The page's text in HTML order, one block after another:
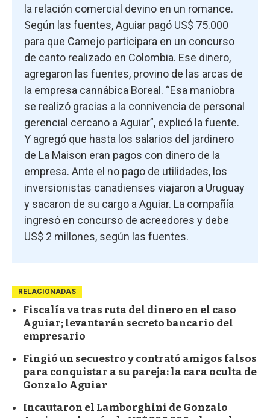
la relación comercial devino en un romance.
Según las fuentes, Aguiar pagó US$ 75.000
para que Camejo participara en un concurso
de canto realizado en Colombia. Ese dinero,
agregaron las fuentes, provino de las arcas de
la empresa cannábica Boreal. “Esa maniobra
se realizó gracias a la connivencia de personal
gerencial cercano a Aguiar”, explicó la fuente.
Y agregó que hasta los salarios del jardinero
de La Maison eran pagos con dinero de la
empresa. Ante el no pago de utilidades, los
inversionistas canadienses viajaron a Uruguay
y sacaron de su cargo a Aguiar. La compañía
ingresó en concurso de acreedores y debe
US$ 2 millones, según las fuentes.
RELACIONADAS
Fiscalía va tras ruta del dinero en el caso
Aguiar; levantarán secreto bancario del
empresario
Fingió un secuestro y contrató amigos falsos
para conquistar a su pareja: la cara oculta de
Gonzalo Aguiar
Incautaron el Lamborghini de Gonzalo